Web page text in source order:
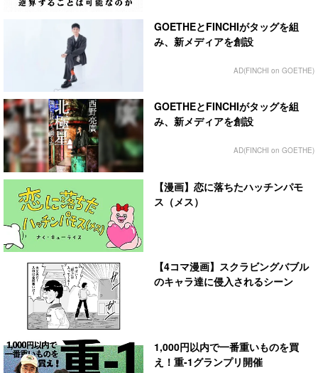
GOETHEとFINCHIがタッグを組
み、新メディアを創設
AD(FINCHI on GOETHE)
GOETHEとFINCHIがタッグを組
み、新メディアを創設
AD(FINCHI on GOETHE)
【漫画】恋に落ちたハッチンパモ
ス（メス）
【4コマ漫画】スクラビングバブル
のキャラ達に侵入されるシーン
1,000円以内で一番重いものを買
え！重-1グランプリ開催